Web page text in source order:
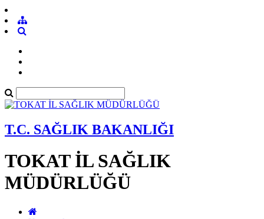
T.C. SAĞLIK BAKANLIĞI
TOKAT İL SAĞLIK
MÜDÜRLÜĞÜ